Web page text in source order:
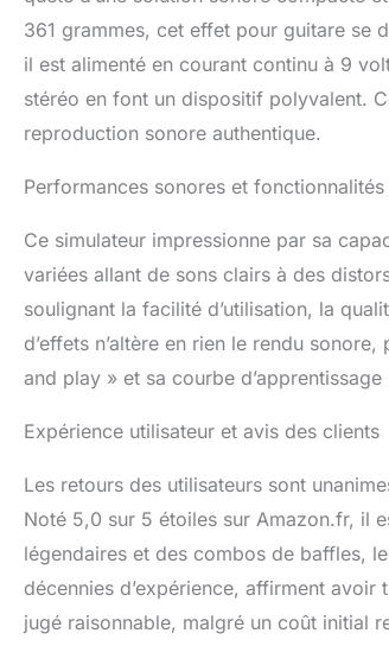
361 grammes, cet effet pour guitare se
il est alimenté en courant continu à 9
stéréo en font un dispositif polyvalent.
reproduction sonore authentique.
Performances sonores et fonctionnalités
Ce simulateur impressionne par sa
variées allant de sons clairs à des
soulignant la facilité d’utilisation, la
d’effets n’altère en rien le rendu
and play » et sa courbe
Expérience utilisateur et avis des clients
Les retours des utilisateurs sont
Noté 5,0 sur 5 étoiles sur Amazon.fr, il
légendaires et des combos de baffles,
décennies d’expérience, affirment
jugé raisonnable, malgré un coût initial